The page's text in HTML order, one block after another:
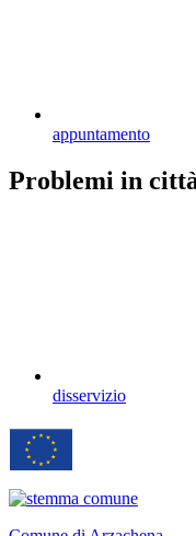
appuntamento
Problemi in
disservizio